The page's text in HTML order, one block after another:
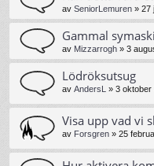
av SeniorLemuren » 27
Gammal
av Mizzarrogh » 3
Lödröksutsug
av AndersL » 3 oktober
Visa upp vad vi
av Forsgren » 25